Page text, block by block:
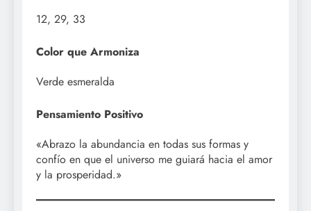
12, 29, 33
Color que Armoniza
Verde esmeralda
Pensamiento Positivo
«Abrazo la abundancia en todas sus formas y
confío en que el universo me guiará hacia el amor
y la prosperidad.»